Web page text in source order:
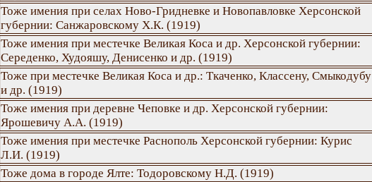
Тоже имения при селах Ново-Гридневке и Новопавловке Херсонской
губернии: Санжаровскому Х.К. (1919)
Тоже имения при местечке Великая Коса и др. Херсонской губернии:
Середенко, Худояшу, Денисенко и др. (1919)
Тоже при местечке Великая Коса и др.: Ткаченко, Классену, Смыкодубу
и др. (1919)
Тоже имения при деревне Чеповке и др. Херсонской губернии:
Ярошевичу А.А. (1919)
Тоже имения при местечке Раснополь Херсонской губернии: Курис
Л.И. (1919)
Тоже дома в городе Ялте: Тодоровскому Н.Д. (1919)